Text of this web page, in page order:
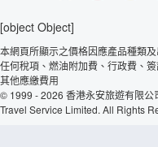
[object Object]
本網頁所顯示之價格因應產品種類
任何稅項、燃油附加費、行政費、
其他應繳費用
© 1999 - 2026 香港永安旅遊有限公
Travel Service Limited. All Rights